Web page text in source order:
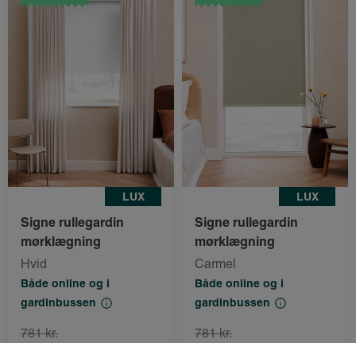
LUX
Signe rullegardin
mørklægning
Hvid
Både online og i
gardinbussen
781 kr.
LUX
Signe rullegardin
mørklægning
Carmel
Både online og i
gardinbussen
781 kr.